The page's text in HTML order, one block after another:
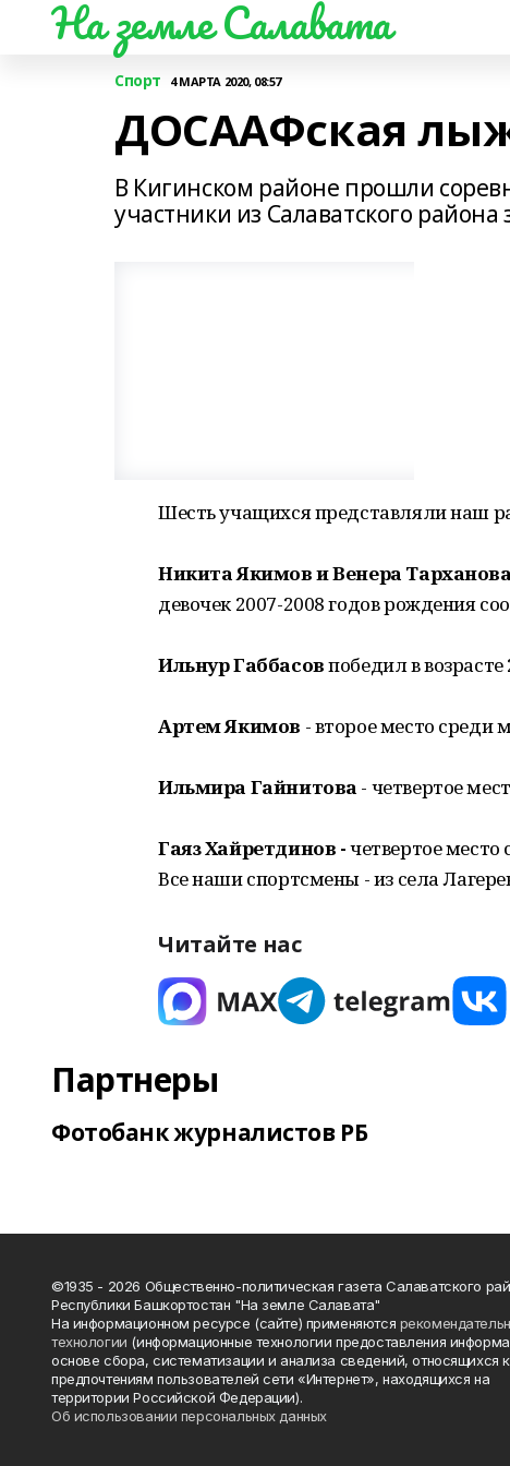
На земле Салавата
Спорт 4 МАРТА 2020, 08:57
ДОСААФская
В Кигинском районе прошли
участники из Салаватского
Шесть учащихся представляли наш
Никита Якимов и Венера Тарханова
девочек 2007-2008 годов рождения
Ильнур Габбасовпобедил в
Артем Якимов - второе место среди
Ильмира Гайнитова - четвертое
Гаяз Хайретдинов -четвертое
Все наши спортсмены - из села
Читайте нас
Партнеры
Фотобанк журналистов РБ
©1935 - 2026 Общественно-политическая газета Салаватского
Республики Башкортостан "На земле Салавата"
На информационном ресурсе (сайте) применяются
технологии (информационные технологии предоставления
основе сбора, систематизации и анализа сведений, относящихся к
предпочтениям пользователей сети «Интернет», находящихся на
территории Российской Федерации).
Об использовании персональных данных